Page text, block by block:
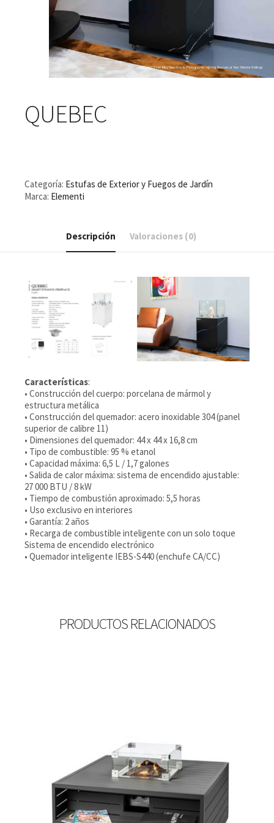
QUEBEC
Categoría: Estufas de Exterior y Fuegos de Jardín
Marca: Elementi
Descripción Valoraciones (0)
Características:
• Construcción del cuerpo: porcelana de mármol y
estructura metálica
• Construcción del quemador: acero inoxidable 304 (panel
superior de calibre 11)
• Dimensiones del quemador: 44 x 44 x 16,8 cm
• Tipo de combustible: 95 % etanol
• Capacidad máxima: 6,5 L / 1,7 galones
• Salida de calor máxima: sistema de encendido ajustable:
27 000 BTU / 8 kW
• Tiempo de combustión aproximado: 5,5 horas
• Uso exclusivo en interiores
• Garantía: 2 años
• Recarga de combustible inteligente con un solo toque
Sistema de encendido electrónico
• Quemador inteligente IEBS-S440 (enchufe CA/CC)
PRODUCTOS RELACIONADOS